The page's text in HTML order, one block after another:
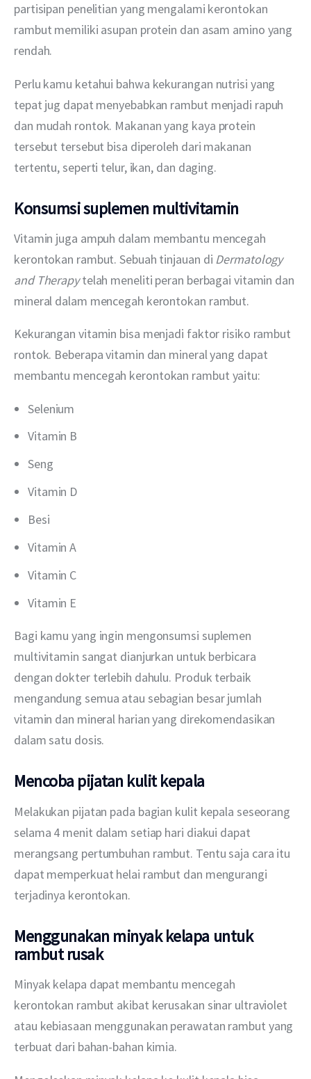
partisipan penelitian yang mengalami kerontokan
rambut memiliki asupan protein dan asam amino yang
rendah.
Perlu kamu ketahui bahwa kekurangan nutrisi yang
tepat jug dapat menyebabkan rambut menjadi rapuh
dan mudah rontok. Makanan yang kaya protein
tersebut tersebut bisa diperoleh dari makanan
tertentu, seperti telur, ikan, dan daging.
Konsumsi suplemen multivitamin
Vitamin juga ampuh dalam membantu mencegah
kerontokan rambut. Sebuah tinjauan di Dermatology
and Therapy telah meneliti peran berbagai vitamin dan
mineral dalam mencegah kerontokan rambut.
Kekurangan vitamin bisa menjadi faktor risiko rambut
rontok. Beberapa vitamin dan mineral yang dapat
membantu mencegah kerontokan rambut yaitu:
Selenium
Vitamin B
Seng
Vitamin D
Besi
Vitamin A
Vitamin C
Vitamin E
Bagi kamu yang ingin mengonsumsi suplemen
multivitamin sangat dianjurkan untuk berbicara
dengan dokter terlebih dahulu. Produk terbaik
mengandung semua atau sebagian besar jumlah
vitamin dan mineral harian yang direkomendasikan
dalam satu dosis.
Mencoba pijatan kulit kepala
Melakukan pijatan pada bagian kulit kepala seseorang
selama 4 menit dalam setiap hari diakui dapat
merangsang pertumbuhan rambut. Tentu saja cara itu
dapat memperkuat helai rambut dan mengurangi
terjadinya kerontokan.
Menggunakan minyak kelapa untuk
rambut rusak
Minyak kelapa dapat membantu mencegah
kerontokan rambut akibat kerusakan sinar ultraviolet
atau kebiasaan menggunakan perawatan rambut yang
terbuat dari bahan-bahan kimia.